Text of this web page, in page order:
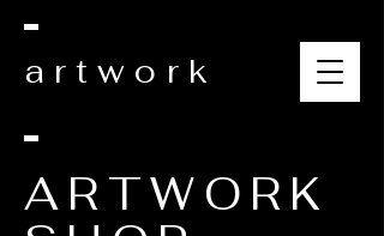
artwork
ARTWORK